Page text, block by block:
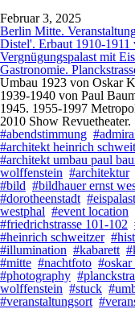
Februar 3, 2025
Berlin Mitte.
Distel'. Erbaut 1910-
Vergnügungspalast mit
Gastronomie.
Umbau 1923 von Oskar
1939-1940 von Paul
1945. 1955-1997
2010 Show Revuetheater.
#abendstimmung
#architekt heinrich
#architekt umbau paul
wolffenstein #architektur
#bild #bildhauer ernst
#dorotheenstadt #eispalast
westphal #event location
#friedrichstrasse 101-102
#heinrich schweitzer
#illumination #kabarett
#mitte #nachtfoto #oskar
#photography
wolffenstein #stuck
#veranstaltungsort